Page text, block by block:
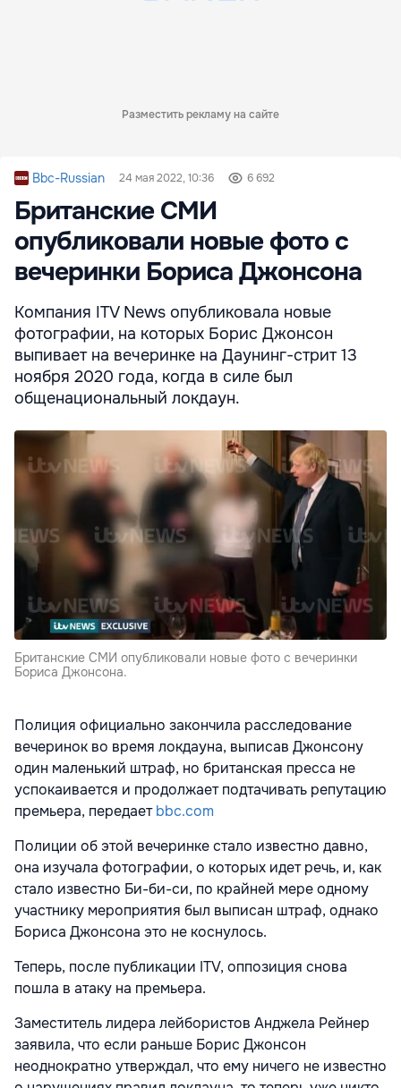
Разместить рекламу на сайте
Bbc-Russian 24 мая 2022, 10:36 6 692
Британские СМИ
опубликовали новые фото с
вечеринки Бориса Джонсона
Компания ITV News опубликовала новые
фотографии, на которых Борис Джонсон
выпивает на вечеринке на Даунинг-стрит 13
ноября 2020 года, когда в силе был
общенациональный локдаун.
Британские СМИ опубликовали новые фото с вечеринки
Бориса Джонсона.
Полиция официально закончила расследование
вечеринок во время локдауна, выписав Джонсону
один маленький штраф, но британская пресса не
успокаивается и продолжает подтачивать репутацию
премьера, передаетbbc.com
Полиции об этой вечеринке стало известно давно,
она изучала фотографии, о которых идет речь, и, как
стало известно Би-би-си, по крайней мере одному
участнику мероприятия был выписан штраф, однако
Бориса Джонсона это не коснулось.
Теперь, после публикации ITV, оппозиция снова
пошла в атаку на премьера.
Заместитель лидера лейбористов Анджела Рейнер
заявила, что если раньше Борис Джонсон
неоднократно утверждал, что ему ничего не известно